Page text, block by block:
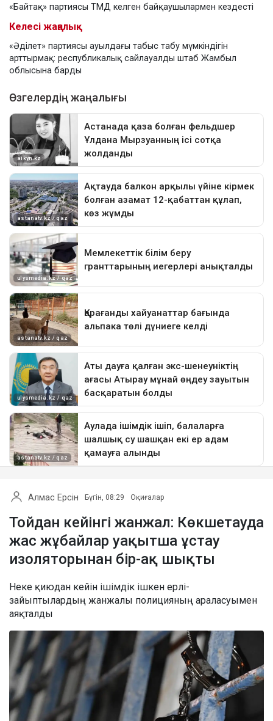
«Байтақ» партиясы ТМД келген байқаушылармен кездесті
Келесі жаңалық
«Әділет» партиясы ауылдағы табыс табу мүмкіндігін
арттырмақ: республикалық сайлауалды штаб Жамбыл
облысына барды
Алмас Ерсін Бүгін, 08:29 Оқиғалар
Тойдан кейінгі жанжал: Көкшетауда
жас жұбайлар уақытша ұстау
изоляторынан бір-ақ шықты
Неке қиюдан кейін ішімдік ішкен ерлі-
зайыптылардың жанжалы полицияның араласуымен
аяқталды